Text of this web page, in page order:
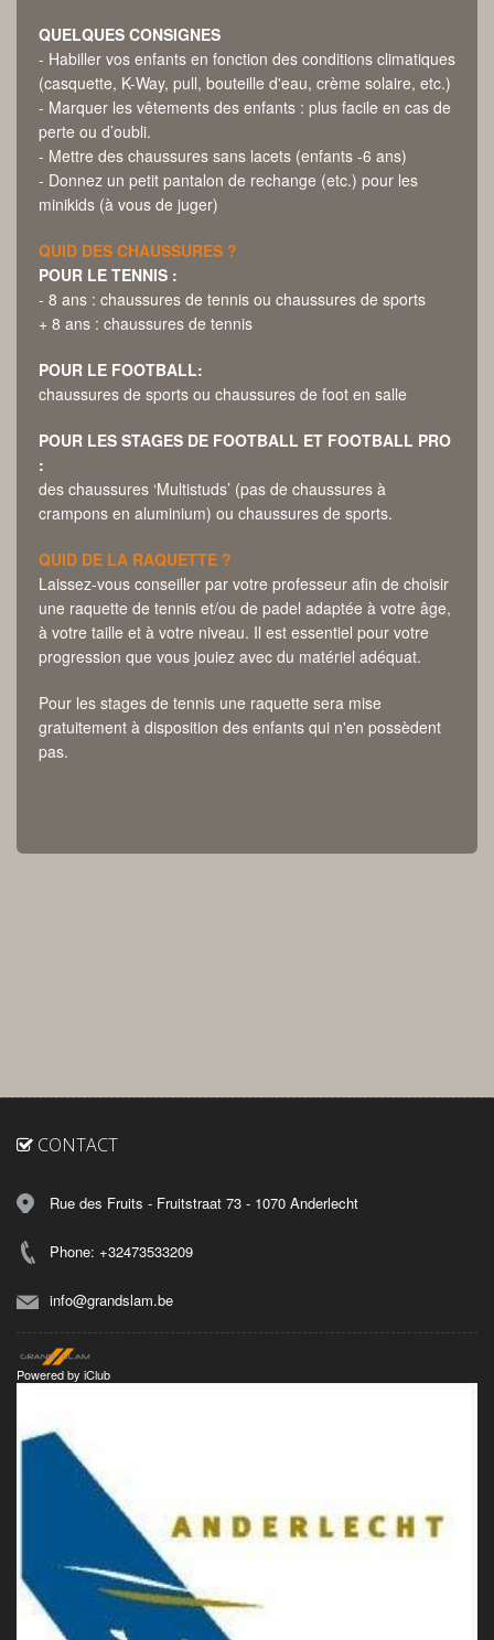
QUELQUES CONSIGNES
- Habiller vos enfants en fonction des conditions climatiques
(casquette, K-Way, pull, bouteille d'eau, crème solaire, etc.)
- Marquer les vêtements des enfants : plus facile en cas de
perte ou d’oubli.
- Mettre des chaussures sans lacets (enfants -6 ans)
- Donnez un petit pantalon de rechange (etc.) pour les
minikids (à vous de juger)
QUID DES CHAUSSURES ?
POUR LE TENNIS :
- 8 ans : chaussures de tennis ou chaussures de sports
+ 8 ans : chaussures de tennis
POUR LE FOOTBALL:
chaussures de sports ou chaussures de foot en salle
POUR LES STAGES DE FOOTBALL ET FOOTBALL PRO
:
des chaussures ‘Multistuds’ (pas de chaussures à
crampons en aluminium) ou chaussures de sports.
QUID DE LA RAQUETTE ?
Laissez-vous conseiller par votre professeur afin de choisir
une raquette de tennis et/ou de padel adaptée à votre âge,
à votre taille et à votre niveau. Il est essentiel pour votre
progression que vous jouiez avec du matériel adéquat.
Pour les stages de tennis une raquette sera mise
gratuitement à disposition des enfants qui n'en possèdent
pas.
CONTACT
Rue des Fruits - Fruitstraat 73 - 1070 Anderlecht
Phone: +32473533209
info@grandslam.be
Powered by iClub